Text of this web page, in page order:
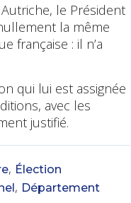
le Président
la même
française : il n’a
qui lui est assignée
avec les
justifié.
, Élection
, Département